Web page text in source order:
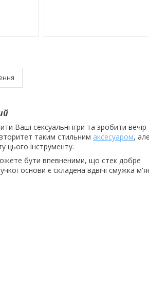
Ваші сексуальні ігри та зробити вечір
таким стильним аксесуаром,
цього інструменту.
бути впевненими, що стек добре
основи є складена вдвічі смужка